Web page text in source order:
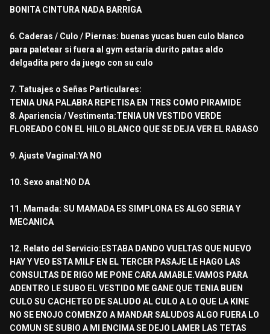
BONITA CINTURA NADA BARRIGA
6. Caderas / Culo / Piernas: buenas yucas buen culo blanco
para paletear si fuera al gym estaria durito patas aldo
delgadita pero da juego con su culo
7. Tatuajes o Señas Particulares:
TENIA UNA PALABRA REPETISA EN TRES COMO PIRAMIDE
8. Apariencia / Vestimenta:TENIA UN VESTIDO VERDE
FLOREADO CON EL HILO BLANCO QUE SE DEJA VER EL RABASO
9. Ajuste Vaginal:YA NO
10. Sexo anal:NO DA
11. Mamada: SU MAMADA ES SIMPLONA ES ALGO SERIA Y
MECANICA
12. Relato del Servicio:ESTABA DANDO VUELTAS QUE NUEVO
HAY Y VEO ESTA MILF EN EL TERCER PASAJE LE HAGO LAS
CONSULTAS DE RIGO ME PONE CARA AMABLE.VAMOS PARA
ADENTRO LE SUBO EL VESTIDO ME GANE QUE TENIA BUEN
CULO SU CACHETEO DE SALUDO AL CULO A LO QUE LA KINE
NO SE ENOJO COMENZO A MANDAR SALUDOS ALGO FUERA LO
COMUN SE SUBIO A MI ENCIMA SE DEJO LAMER LAS TETAS